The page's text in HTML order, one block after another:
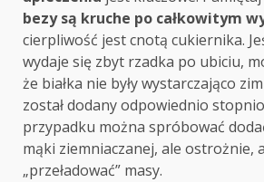
bezy są kruche po całkowitym
cierpliwość jest cnotą cukiernika.
wydaje się zbyt rzadka po ubiciu,
że białka nie były wystarczająco
został dodany odpowiednio
przypadku można spróbować
mąki ziemniaczanej, ale ostrożnie,
„przeładować” masy.